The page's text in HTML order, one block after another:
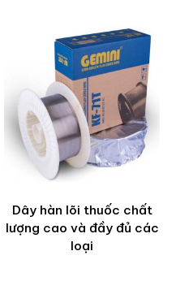
Dây hàn lõi thuốc chất
lượng cao và đầy đủ các
loại